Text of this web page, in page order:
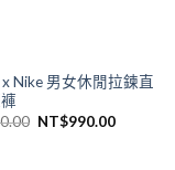
Nike 男女休閒拉鍊直
NT$990.00